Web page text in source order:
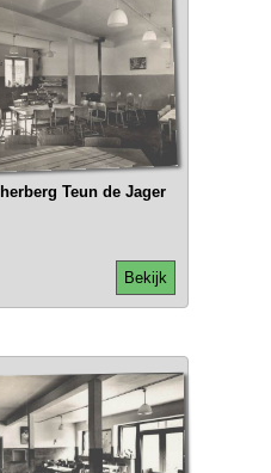
Teun de Jager
Bekijk